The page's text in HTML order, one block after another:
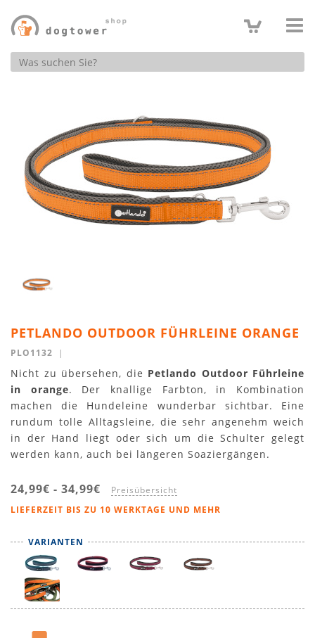
Produktsuche
PETLANDO OUTDOOR FÜHRLEINE ORANGE
PLO1132 |
Nicht zu übersehen, die Petlando Outdoor Führleine
in orange. Der knallige Farbton, in Kombination
machen die Hundeleine wunderbar sichtbar. Eine
rundum tolle Alltagsleine, die sehr angenehm weich
in der Hand liegt oder sich um die Schulter gelegt
werden kann, auch bei längeren Soaziergängen.
24,99€ - 34,99€ Preisübersicht
LIEFERZEIT BIS ZU 10 WERKTAGE UND MEHR
VARIANTEN